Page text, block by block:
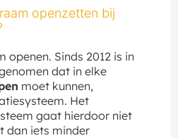
openzetten bij
openen. Sinds 2012 is in
dat in elke
moet kunnen,
Het
gaat hierdoor niet
dan iets minder